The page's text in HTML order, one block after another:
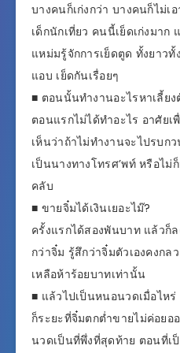
บางคนก็เก่งกว่า บางคนก็ไม่
เด็กนักเที่ยว คนนี้เย็ดเก่งมา
แหม่มรู้จักการเย็ดตูด ทั้งยาว
แอบ เย็ดกันเรื่อยๆ
■ ตอนนั้นทำงานอะไรหาเลี้ยง
ตอนแรกไม่ได้ทำอะไร อาศัย
เห็นว่าถ้าไม่ทำงานจะไปรบก
เป็นนางทางโทรศ’พท์ หรือไ
คลับ
■ ขายจิ๋มได้เงินเยอะไม๊?
ครั้งแรกได้สองพันบาท แล้วก็
กว่าจิ๋ม รู้สึกว่าจิ๋มตัวเองคงกล
เหลือห้าร้อยบาทเท่านั้น
■ แล้วไปเป็นหนอนวดเมื่อไหร่
ก็ระยะที่จิ๋มตกต่ำขายไม่ค่อย
นวดเป็นที่พึ่งที่สุดท้าย ตอนที่